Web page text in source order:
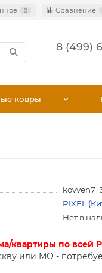
0 Сравнение
8 (499)
ковры
PIXEL
Нет в
квартиры по всей
или МО -